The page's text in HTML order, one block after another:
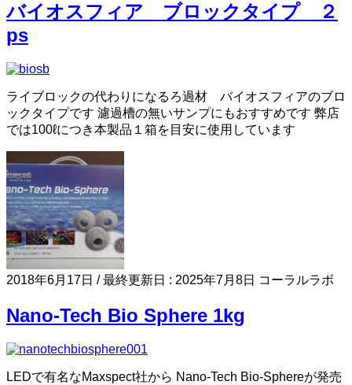
バイオスフィア ブロックタイプ ２
ps
ライブロックの代わりになるろ過材 バイオスフィアのブロ
ックタイプです 濾過槽の無いサンプにもおすすめです 弊店
では100ℓにつき本製品１箱を目安に使用しています
2018年6月17日 / 最終更新日 : 2025年7月8日 コーラルラボ
Nano-Tech Bio Sphere 1kg
LEDで有名なMaxspect社から Nano-Tech Bio-Sphereが発売